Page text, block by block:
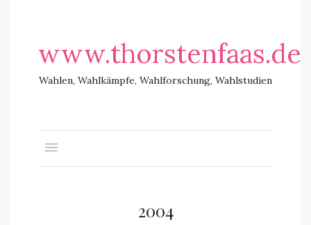
www.thorstenfaas.de
Wahlen, Wahlkämpfe, Wahlforschung, Wahlstudien
2004